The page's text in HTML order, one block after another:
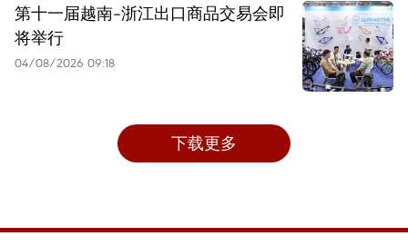
第十一届越南-浙江出口商品交易会即
将举行
04/08/2026 09:18
下载更多